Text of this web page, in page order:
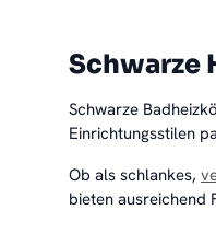
Schwarze
Schwarze
Einrichtungsstilen
Ob als schlankes,
bieten ausreichend